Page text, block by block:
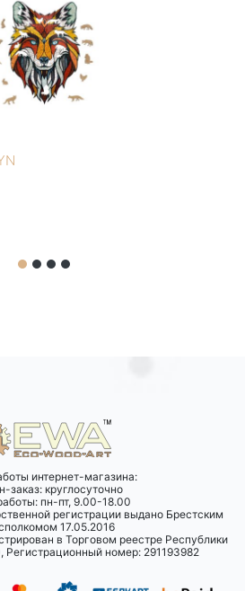
интернет-магазина:
заказ: круглосуточно
пн-пт, 9.00-18.00
регистрации выдано Брестским
17.05.2016
в Торговом реестре Республики
Регистрационный номер: 291193982